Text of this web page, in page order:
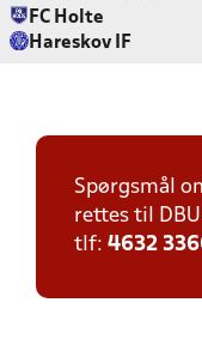
FC Holte
Hareskov IF
Spørgsmål
rettes til
tlf: 4632